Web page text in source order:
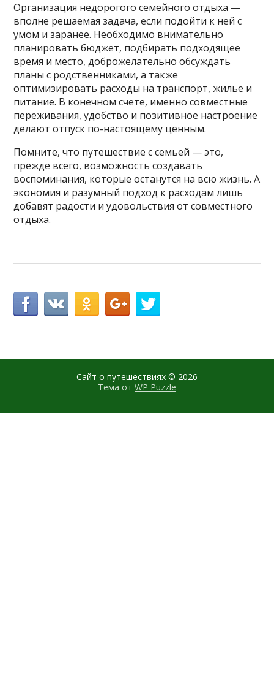
Организация недорогого семейного отдыха —
вполне решаемая задача, если подойти к ней с
умом и заранее. Необходимо внимательно
планировать бюджет, подбирать подходящее
время и место, доброжелательно обсуждать
планы с родственниками, а также
оптимизировать расходы на транспорт, жилье и
питание. В конечном счете, именно совместные
переживания, удобство и позитивное настроение
делают отпуск по-настоящему ценным.
Помните, что путешествие с семьей — это,
прежде всего, возможность создавать
воспоминания, которые останутся на всю жизнь. А
экономия и разумный подход к расходам лишь
добавят радости и удовольствия от совместного
отдыха.
Сайт о путешествиях © 2026
Тема от WP Puzzle